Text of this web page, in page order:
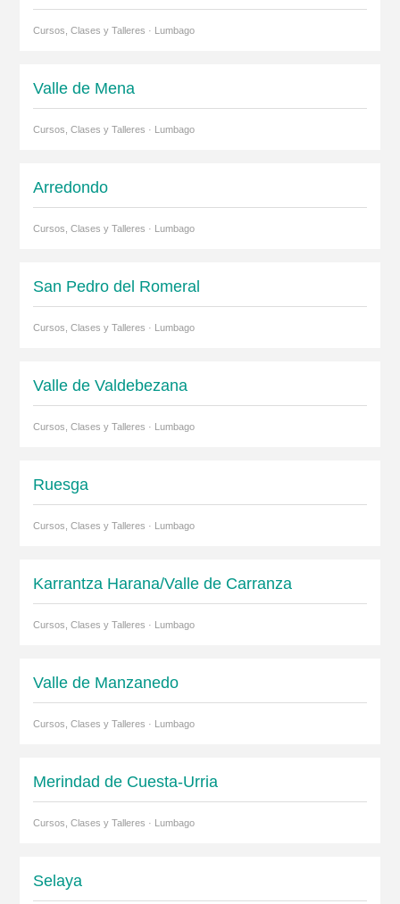
Cursos, Clases y Talleres · Lumbago
Valle de Mena
Cursos, Clases y Talleres · Lumbago
Arredondo
Cursos, Clases y Talleres · Lumbago
San Pedro del Romeral
Cursos, Clases y Talleres · Lumbago
Valle de Valdebezana
Cursos, Clases y Talleres · Lumbago
Ruesga
Cursos, Clases y Talleres · Lumbago
Karrantza Harana/Valle de Carranza
Cursos, Clases y Talleres · Lumbago
Valle de Manzanedo
Cursos, Clases y Talleres · Lumbago
Merindad de Cuesta-Urria
Cursos, Clases y Talleres · Lumbago
Selaya